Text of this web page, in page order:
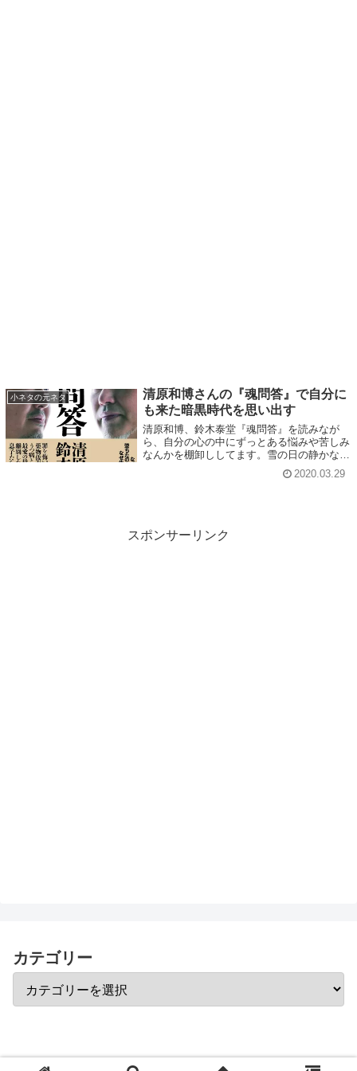
小ネタの元ネタ
清原和博さんの『魂問答』で自分に
も来た暗黒時代を思い出す
清原和博、鈴木泰堂『魂問答』を読みなが
ら、自分の心の中にずっとある悩みや苦しみ
なんかを棚卸ししてます。雪の日の静かな時
間に、こういう行為に没頭するのもたまには
2020.03.29
スポンサーリンク
カテゴリー